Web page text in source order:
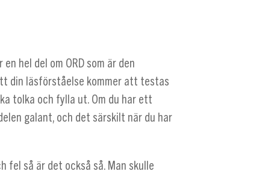
hel del om ORD som är den
din läsförståelse kommer att testas
tolka och fylla ut. Om du har ett
galant, och det särskilt när du har
fel så är det också så. Man skulle